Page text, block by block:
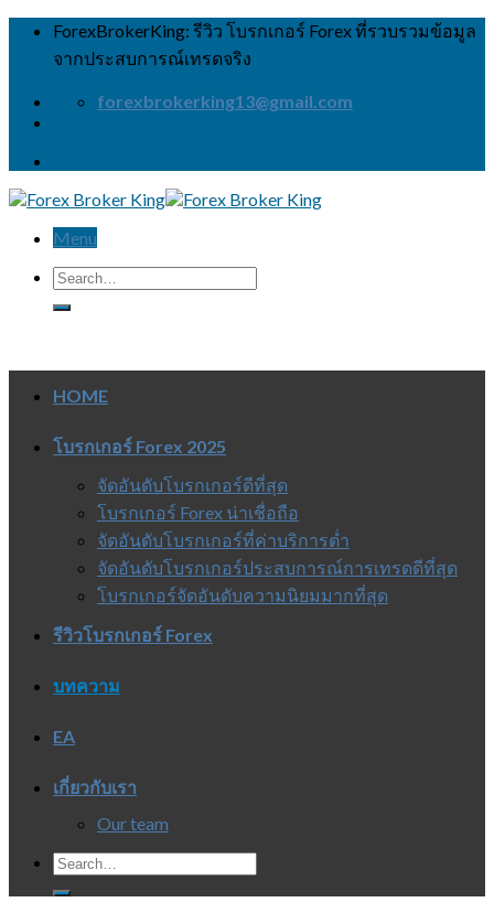
Skip
content
ForexBrokerKing: รีวิว โบรกเกอร์ Forex ที่รวบรวมข้อมูล
จากประสบการณ์เทรดจริง
forexbrokerking13@gmail.com
Menu
HOME
โบรกเกอร์ Forex 2025
จัดอันดับโบรกเกอร์ดีที่สุด
โบรกเกอร์ Forex น่าเชื่อถือ
จัดอันดับโบรกเกอร์ที่ค่าบริการต่ำ
จัดอันดับโบรกเกอร์ประสบการณ์การเทรดดีที่สุด
โบรกเกอร์จัดอันดับความนิยมมากที่สุด
รีวิวโบรกเกอร์ Forex
บทความ
EA
เกี่ยวกับเรา
Our team